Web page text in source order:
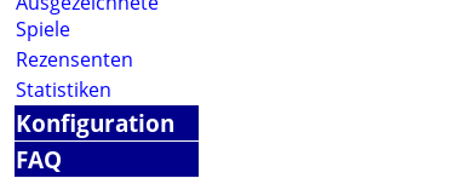
Spiele
Rezensenten
Statistiken
Konfiguration
FAQ